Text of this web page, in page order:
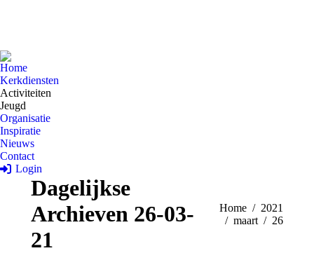
Home
Kerkdiensten
Activiteiten
Jeugd
Organisatie
Inspiratie
Nieuws
Contact
Login
Dagelijkse
Archieven 26-03-
21
Je bent hier:
Home
2021
maart
26